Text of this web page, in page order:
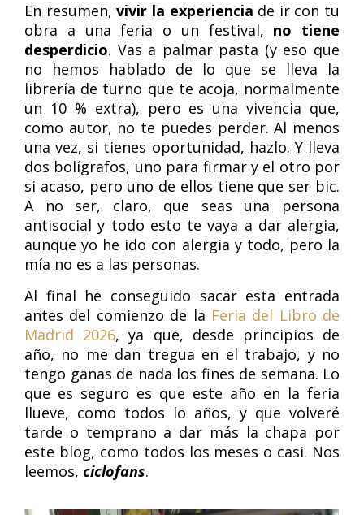
En resumen,vivir la experiencia de ir con tu
obra a una feria o un festival, no tiene
desperdicio. Vas a palmar pasta (y eso que
no hemos hablado de lo que se lleva la
librería de turno que te acoja, normalmente
un 10 % extra), pero es una vivencia que,
como autor, no te puedes perder. Al menos
una vez, si tienes oportunidad, hazlo. Y lleva
dos bolígrafos, uno para firmar y el otro por
si acaso, pero uno de ellos tiene que ser bic.
A no ser, claro, que seas una persona
antisocial y todo esto te vaya a dar alergia,
aunque yo he ido con alergia y todo, pero la
mía no es a las personas.
Al final he conseguido sacar esta entrada
antes del comienzo de la Feria del Libro de
Madrid 2026, ya que, desde principios de
año, no me dan tregua en el trabajo, y no
tengo ganas de nada los fines de semana. Lo
que es seguro es que este año en la feria
llueve, como todos lo años, y que volveré
tarde o temprano a dar más la chapa por
este blog, como todos los meses o casi. Nos
leemos, ciclofans.